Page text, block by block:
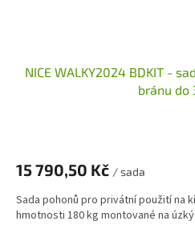
NICE WALKY2024 BDKIT -
bránu do
15 790,50 Kč / sada
Sada pohonů pro privátní použití na
hmotnosti 180 kg montované na